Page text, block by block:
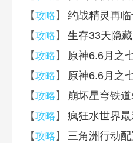
【攻略 】
【攻略 】
生存33天隐
【攻略 】
原神6.6月之
【攻略 】
原神6.6月之
【攻略 】
崩坏星穹铁
【攻略 】
疯狂水世界
【攻略 】
三角洲行动